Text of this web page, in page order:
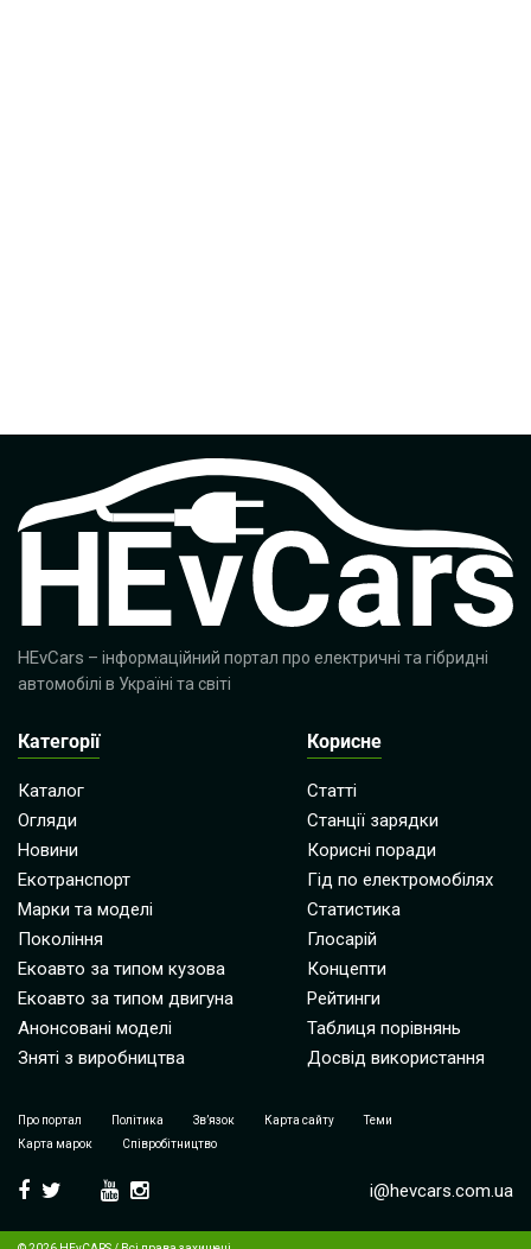
HEvCars – інформаційний портал про електричні та гібридні
автомобілі в Україні та світі
Категорії
Каталог
Огляди
Новини
Екотранспорт
Марки та моделі
Покоління
Екоавто за типом кузова
Екоавто за типом двигуна
Анонсовані моделі
Зняті з виробництва
Корисне
Статті
Станції зарядки
Корисні поради
Гід по електромобілях
Статистика
Глосарій
Концепти
Рейтинги
Таблиця порівнянь
Досвід використання
Про портал Політика Зв’язок Карта сайту
Теми
Карта марок
Співробітництво
i@hevcars.com.ua